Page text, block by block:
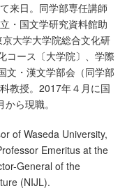
来日。同学部専任講師
・国文学研究資料館助
大学大学院総合文化研
コース〔大学院〕、学際
文・漢文学部会（同学部
教授。2017年４月に国
ら現職。
of Waseda University,
Emeritus at the
General of the
(NIJL).